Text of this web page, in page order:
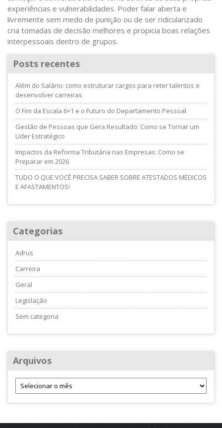
experiências e vulnerabilidades. Poder falar aberta e
livremente sem medo de punição ou de ser ridicularizado
cria tomadas de decisão melhores e propicia boas relações
interpessoais dentro de grupos.
Posts recentes
Além do Salário: como estruturar cargos para reter talentos e
desenvolver carreiras
O Fim da Escala 6×1 e o Futuro do Departamento Pessoal
Gestão de Pessoas que Gera Resultado: Como se Tornar um
Líder Estratégico
Impactos da Reforma Tributária nas Empresas: Como se
Preparar em 2026
TUDO O QUE VOCÊ PRECISA SABER SOBRE ATESTADOS MÉDICOS
E AFASTAMENTOS!
Categorias
Adrus
Carreira
Geral
Legislação
Sem categoria
Arquivos